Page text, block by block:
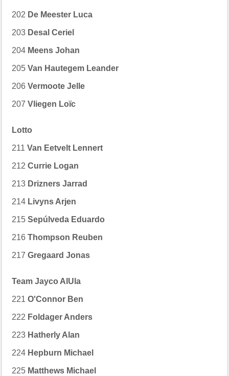
202 De Meester Luca
203 Desal Ceriel
204 Meens Johan
205Van Hautegem Leander
206Vermoote Jelle
207Vliegen Loïc
Lotto
211Van Eetvelt Lennert
212Currie Logan
213 Drizners Jarrad
214 Livyns Arjen
215Sepúlveda Eduardo
216Thompson Reuben
217Gregaard Jonas
Team Jayco AlUla
221O'Connor Ben
222 Foldager Anders
223 Hatherly Alan
224 Hepburn Michael
225 Matthews Michael